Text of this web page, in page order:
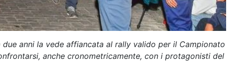
anni la vede affiancata al rally valido per il Campionato
anche cronometricamente, con i protagonisti del